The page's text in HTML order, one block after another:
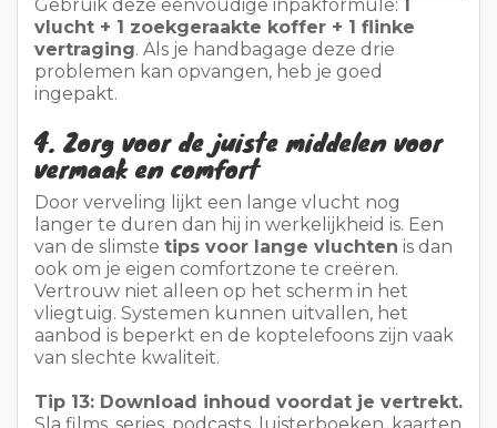
Door verveling lijkt een lange vlucht nog
langer te duren dan hij in werkelijkheid is. Een
van de slimstetips voor lange vluchten
ook om je eigen comfortzone te creëren.
Vertrouw niet alleen op het scherm in het
aanbod is beperkt en de koptelefoons zijn vaak
van slechte kwaliteit.
Tip 13: Download inhoud voordat je vertrekt.
Sla films, series, podcasts, luisterboeken, kaarten
en reisdocumenten op voordat je naar de
luchthaven gaat. Je kunt je reisplannen beter
niet volledig aan de wifi op de luchthaven
toevertrouwen.
Tip 14: Neem één actieve bezigheid en één
passieve bezigheid mee.
Actief betekent iets
waarmee je je hersenen bezig houdt, zoals